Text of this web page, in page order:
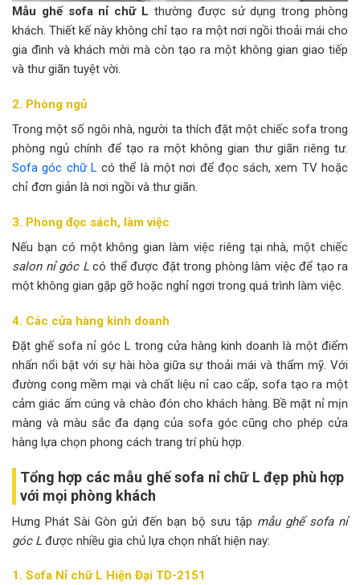
Mẫu ghế sofa nỉ chữ L thường được sử dụng trong phòng
khách. Thiết kế này không chỉ tạo ra một nơi ngồi thoải mái cho
gia đình và khách mời mà còn tạo ra một không gian giao tiếp
và thư giãn tuyệt vời.
2. Phòng ngủ
Trong một số ngôi nhà, người ta thích đặt một chiếc sofa trong
phòng ngủ chính để tạo ra một không gian thư giãn riêng tư.
Sofa góc chữ Lcó thể là một nơi để đọc sách, xem TV hoặc
chỉ đơn giản là nơi ngồi và thư giãn.
3. Phòng đọc sách, làm việc
Nếu bạn có một không gian làm việc riêng tại nhà, một chiếc
salon nỉ góc Lcó thể được đặt trong phòng làm việc để tạo ra
một không gian gặp gỡ hoặc nghỉ ngơi trong quá trình làm việc.
4. Các cửa hàng kinh doanh
Đặt ghế sofa nỉ góc L trong cửa hàng kinh doanh là một điểm
nhấn nổi bật với sự hài hòa giữa sự thoải mái và thẩm mỹ. Với
đường cong mềm mại và chất liệu nỉ cao cấp, sofa tạo ra một
cảm giác ấm cúng và chào đón cho khách hàng. Bề mặt nỉ mịn
màng và màu sắc đa dạng của sofa góc cũng cho phép cửa
hàng lựa chọn phong cách trang trí phù hợp.
Tổng hợp các mẫu ghế sofa nỉ chữ L đẹp phù hợp
với mọi phòng khách
Hưng Phát Sài Gòn gửi đến bạn bộ sưu tập mẫu ghế sofa nỉ
góc L được nhiều gia chủ lựa chọn nhất hiện nay:
1. Sofa Nỉ chữ L Hiện Đại TD-2151